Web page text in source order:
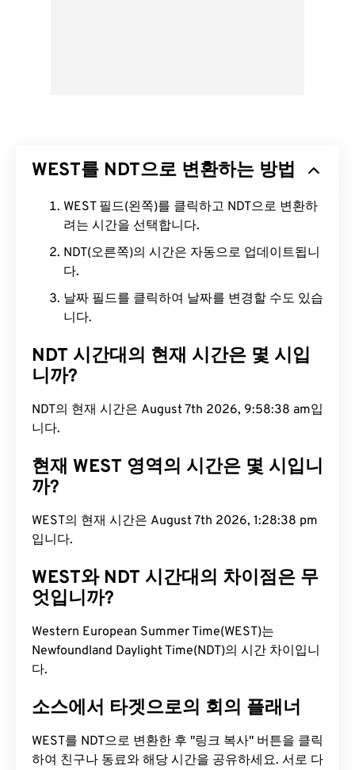
WEST를 NDT으로 변환하는 방법
WEST 필드(왼쪽)를 클릭하고 NDT으로 변환하
려는 시간을 선택합니다.
NDT(오른쪽)의 시간은 자동으로 업데이트됩니
다.
날짜 필드를 클릭하여 날짜를 변경할 수도 있습
니다.
NDT 시간대의 현재 시간은 몇 시입
니까?
NDT의 현재 시간은 August 7th 2026, 9:58:39 am입
니다.
현재 WEST 영역의 시간은 몇 시입니
까?
WEST의 현재 시간은 August 7th 2026, 1:28:39 pm
입니다.
WEST와 NDT 시간대의 차이점은 무
엇입니까?
Western European Summer Time(WEST)는
Newfoundland Daylight Time(NDT)의 시간 차이입니
다.
소스에서 타겟으로의 회의 플래너
WEST를 NDT으로 변환한 후 "링크 복사" 버튼을 클릭
하여 친구나 동료와 해당 시간을 공유하세요. 서로 다